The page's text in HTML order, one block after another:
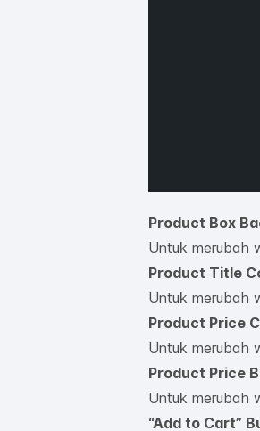
Product Box
Untuk merubah
Product Title
Untuk merubah
Product Price
Untuk merubah
Product Price
Untuk merubah
“Add to Cart”